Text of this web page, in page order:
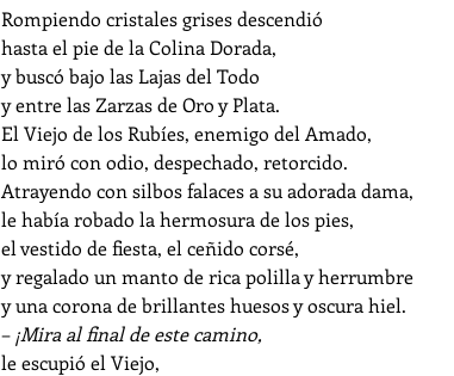
Rompiendo cristales grises descendió
hasta el pie de la Colina Dorada,
y buscó bajo las Lajas del Todo
y entre las Zarzas de Oro y Plata.
El Viejo de los Rubíes, enemigo del Amado,
lo miró con odio, despechado, retorcido.
Atrayendo con silbos falaces a su adorada dama,
le había robado la hermosura de los pies,
el vestido de fiesta, el ceñido corsé,
y regalado un manto de rica polilla y herrumbre
y una corona de brillantes huesos y oscura hiel.
– ¡Mira al final de este camino,
le escupió el Viejo,